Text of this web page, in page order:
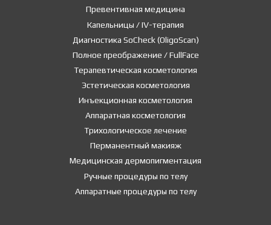
Превентивная медицина
Капельницы / IV-терапия
Диагностика SoCheck (OligoScan)
Полное преображение / FullFace
Терапевтическая косметология
Эстетическая косметология
Инъекционная косметология
Аппаратная косметология
Трихологическое лечение
Перманентный макияж
Медицинская дермопигментация
Ручные процедуры по телу
Аппаратные процедуры по телу